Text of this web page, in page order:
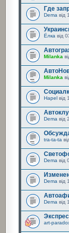
Где
Demaвід
Ёлкавід
Milanka
Milanka
Hapelвід
Demaвід
tra-ta-ta
Demaвід
Demaвід
Demaвід
art-